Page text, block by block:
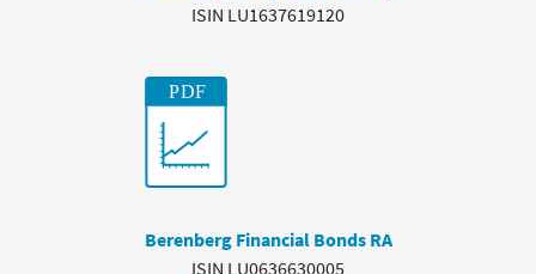
ISIN LU1637619120
Berenberg Financial Bonds RA
ISIN LU0636630005